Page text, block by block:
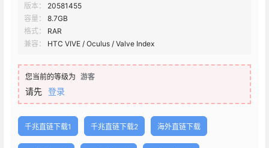
版本：
20581455
容量：
8.7GB
格式：
RAR
兼容：
HTC VIVE / Oculus / Valve Index
您当前的等级为 游客
请先 登录
千兆直链下载1 千兆直链下载2 海外直链下载